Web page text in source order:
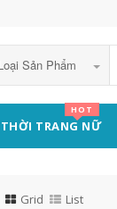
Sản Phẩm
TRANG NỮ
HOT
Grid List